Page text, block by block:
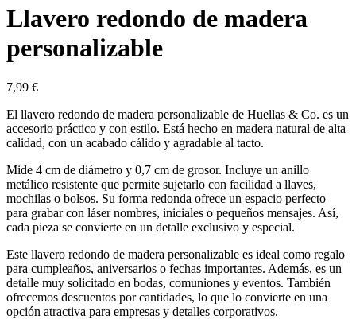
Llavero redondo de madera
personalizable
7,99 €
El llavero redondo de madera personalizable de Huellas & Co. es un
accesorio práctico y con estilo. Está hecho en madera natural de alta
calidad, con un acabado cálido y agradable al tacto.
Mide 4 cm de diámetro y 0,7 cm de grosor. Incluye un anillo
metálico resistente que permite sujetarlo con facilidad a llaves,
mochilas o bolsos. Su forma redonda ofrece un espacio perfecto
para grabar con láser nombres, iniciales o pequeños mensajes. Así,
cada pieza se convierte en un detalle exclusivo y especial.
Este llavero redondo de madera personalizable es ideal como regalo
para cumpleaños, aniversarios o fechas importantes. Además, es un
detalle muy solicitado en bodas, comuniones y eventos. También
ofrecemos descuentos por cantidades, lo que lo convierte en una
opción atractiva para empresas y detalles corporativos.